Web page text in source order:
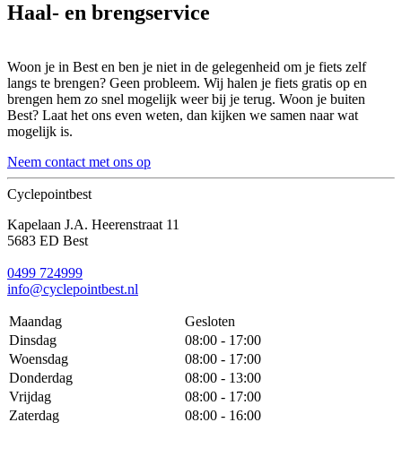
Haal- en brengservice
Woon je in Best en ben je niet in de gelegenheid om je fiets zelf
langs te brengen? Geen probleem. Wij halen je fiets gratis op en
brengen hem zo snel mogelijk weer bij je terug. Woon je buiten
Best? Laat het ons even weten, dan kijken we samen naar wat
mogelijk is.
Neem contact met ons op
Cyclepointbest
Kapelaan J.A. Heerenstraat 11
5683 ED Best
0499 724999
info@cyclepointbest.nl
Maandag
Gesloten
Dinsdag
08:00 - 17:00
Woensdag
08:00 - 17:00
Donderdag
08:00 - 13:00
Vrijdag
08:00 - 17:00
Zaterdag
08:00 - 16:00